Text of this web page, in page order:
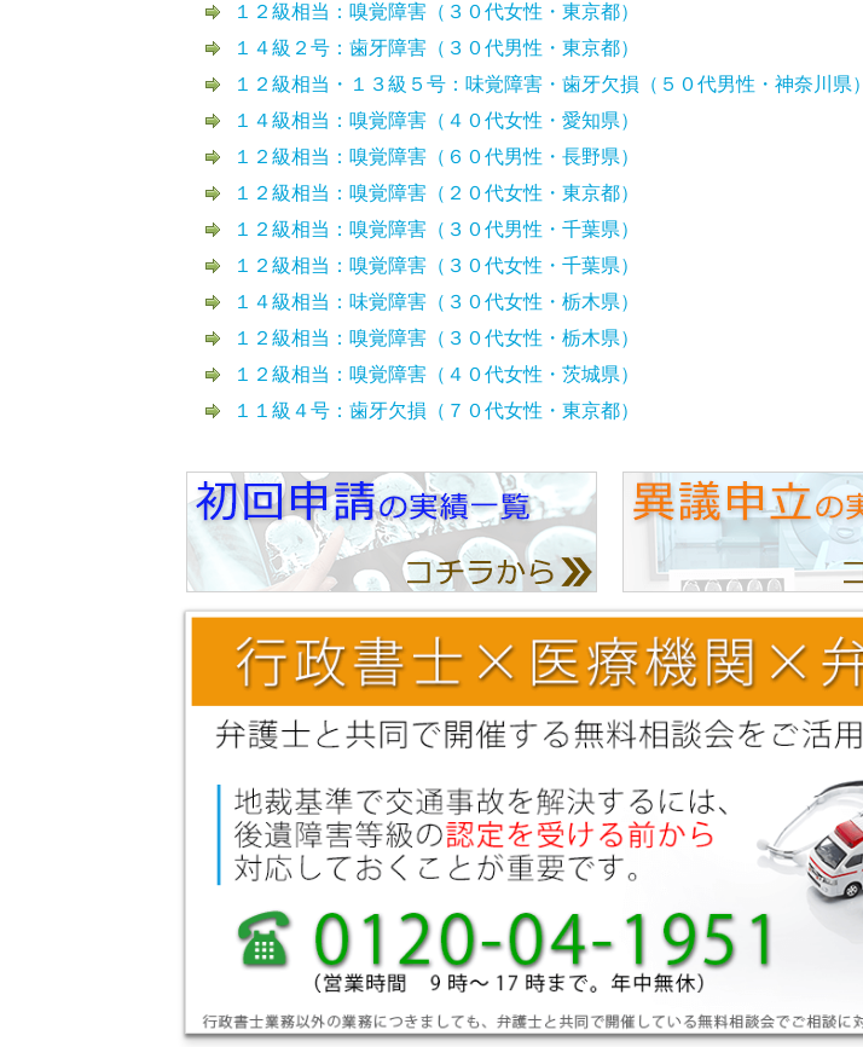
１２級相当：嗅覚障害（３０代女性・東京都）
１４級２号：歯牙障害（３０代男性・東京都）
１２級相当・１３級５号：味覚障害・歯牙欠損（５０代男性・神奈川県）
１４級相当：嗅覚障害（４０代女性・愛知県）
１２級相当：嗅覚障害（６０代男性・長野県）
１２級相当：嗅覚障害（２０代女性・東京都）
１２級相当：嗅覚障害（３０代男性・千葉県）
１２級相当：嗅覚障害（３０代女性・千葉県）
１４級相当：味覚障害（３０代女性・栃木県）
１２級相当：嗅覚障害（３０代女性・栃木県）
１２級相当：嗅覚障害（４０代女性・茨城県）
１１級４号：歯牙欠損（７０代女性・東京都）